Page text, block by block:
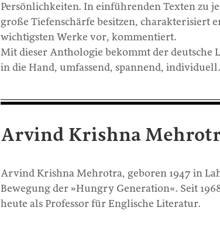
Persönlichkeiten. In einführenden Texten zu
große Tiefenschärfe besitzen, charakterisiert
wichtigsten Werke vor, kommentiert.
Mit dieser Anthologie bekommt der deutsche
in die Hand, umfassend, spannend, individuell.
Arvind Krishna
Arvind Krishna Mehrotra, geboren 1947 in
Bewegung der »Hungry Generation«. Seit
heute als Professor für Englische Literatur.